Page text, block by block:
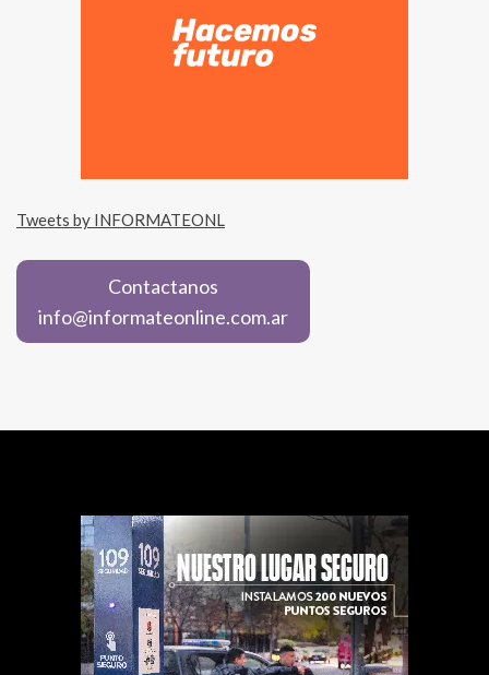
Tweets by INFORMATEONL
Contactanos
info@informateonline.com.ar